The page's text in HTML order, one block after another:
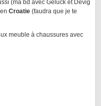
(ma bd avec Geluck et Devig
Croatie (faudra que je te
meuble à chaussures avec